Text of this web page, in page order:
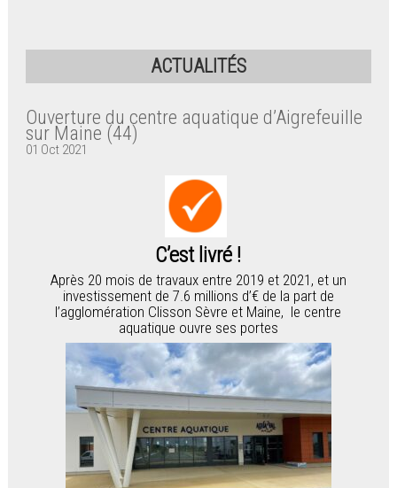
ACTUALITÉS
Ouverture du centre aquatique d’Aigrefeuille
sur Maine (44)
01 Oct 2021
C’est livré !
Après 20 mois de travaux entre 2019 et 2021, et un
investissement de 7.6 millions d’€ de la part de
l’agglomération Clisson Sèvre et Maine, le centre
aquatique ouvre ses portes